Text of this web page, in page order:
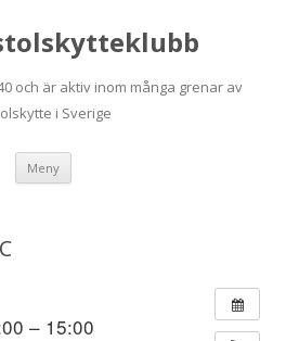
och är aktiv inom många grenar av
i Sverige
Meny
– 15:00